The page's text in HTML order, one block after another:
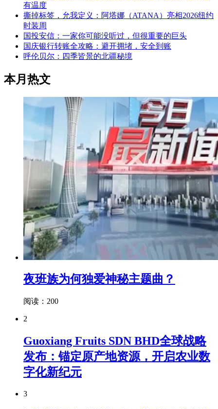
有温度
撕掉标签，允我定义：阿塔娜（ATANA）亮相2026纽约
时装周
国投安信：一家你可能没听过，但很重要的巨头
国庆银行转账全攻略：避开拥堵，安全到账
呼伦贝尔：四季皆景的北疆秘境
本月热文
夜班族为何独爱神秘主题曲？
阅读：200
2
Guoxiang Fruits SDN BHD全球战略
发布：锚定原产地资源，开启农业数
字化新纪元
3